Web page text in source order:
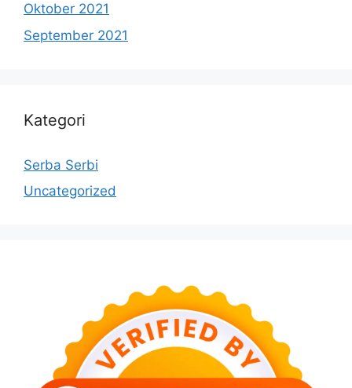
Oktober 2021
September 2021
Kategori
Serba Serbi
Uncategorized